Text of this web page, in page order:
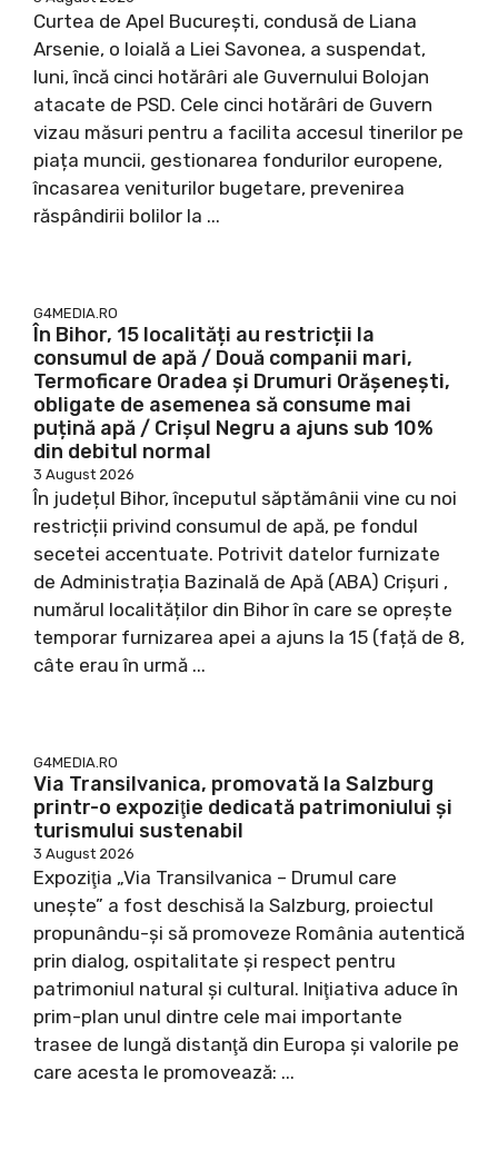
Curtea de Apel București, condusă de Liana
Arsenie, o loială a Liei Savonea, a suspendat,
luni, încă cinci hotărâri ale Guvernului Bolojan
atacate de PSD. Cele cinci hotărâri de Guvern
vizau măsuri pentru a facilita accesul tinerilor pe
piața muncii, gestionarea fondurilor europene,
încasarea veniturilor bugetare, prevenirea
răspândirii bolilor la ...
G4MEDIA.RO
În Bihor, 15 localități au restricții la
consumul de apă / Două companii mari,
Termoficare Oradea și Drumuri Orășenești,
obligate de asemenea să consume mai
puțină apă / Crișul Negru a ajuns sub 10%
din debitul normal
3 August 2026
În județul Bihor, începutul săptămânii vine cu noi
restricții privind consumul de apă, pe fondul
secetei accentuate. Potrivit datelor furnizate
de Administrația Bazinală de Apă (ABA) Crișuri ,
numărul localităților din Bihor în care se oprește
temporar furnizarea apei a ajuns la 15 (față de 8,
câte erau în urmă ...
G4MEDIA.RO
Via Transilvanica, promovată la Salzburg
printr-o expoziţie dedicată patrimoniului şi
turismului sustenabil
3 August 2026
Expoziţia „Via Transilvanica – Drumul care
uneşte” a fost deschisă la Salzburg, proiectul
propunându-şi să promoveze România autentică
prin dialog, ospitalitate şi respect pentru
patrimoniul natural şi cultural. Iniţiativa aduce în
prim-plan unul dintre cele mai importante
trasee de lungă distanţă din Europa şi valorile pe
care acesta le promovează: ...